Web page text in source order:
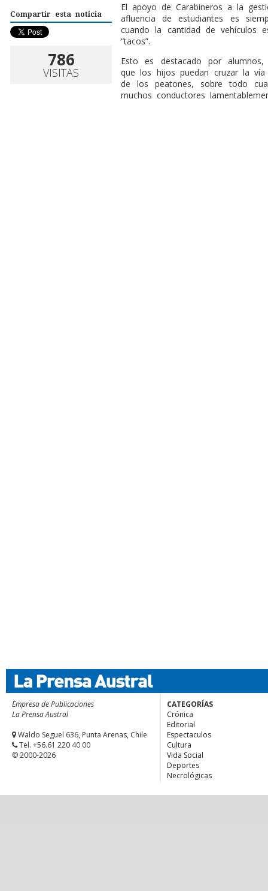
Compartir esta noticia
786
VISITAS
El apoyo de Carabineros a la
afluencia de estudiantes es
cuando la cantidad de vehículos
“tacos”.
Esto es destacado por
que los hijos puedan cruzar la
de los peatones, sobre todo
muchos conductores
Empresa de Publicaciones
La Prensa Austral
Waldo Seguel 636, Punta Arenas, Chile
Tel. +56.61 220 40 00
© 2000-2026
CATEGORÍAS
Crónica
Editorial
Espectaculos
Cultura
Vida Social
Deportes
Necrológicas